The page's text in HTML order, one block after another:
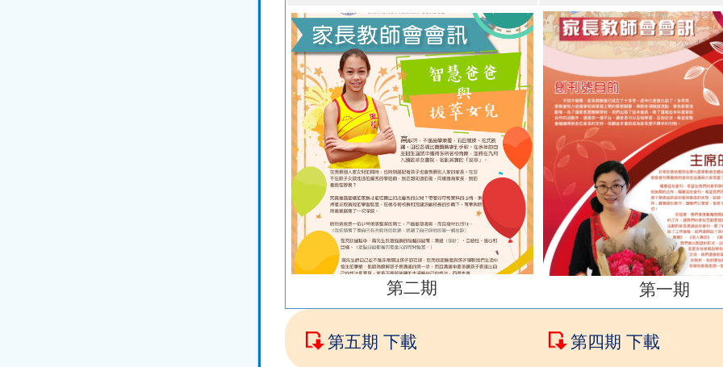
第二期 第一期
第五期 下載 第四期 下載